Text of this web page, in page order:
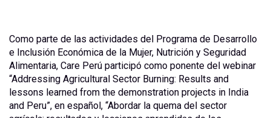
Como parte de las actividades del Programa de Desarrollo
e Inclusión Económica de la Mujer, Nutrición y Seguridad
Alimentaria, Care Perú participó como ponente del webinar
“Addressing Agricultural Sector Burning: Results and
lessons learned from the demonstration projects in India
and Peru”, en español, “Abordar la quema del sector